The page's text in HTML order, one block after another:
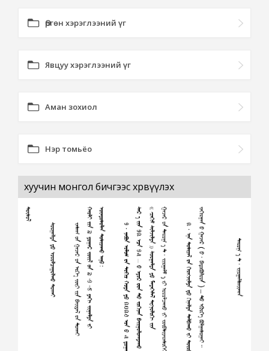
Өргөн хэрэглээний үг
Явцуу хэрэглээний үг
Аман зохиол
Нэр томьёо
хуучин монгол бичгээс хөрвүүлэх